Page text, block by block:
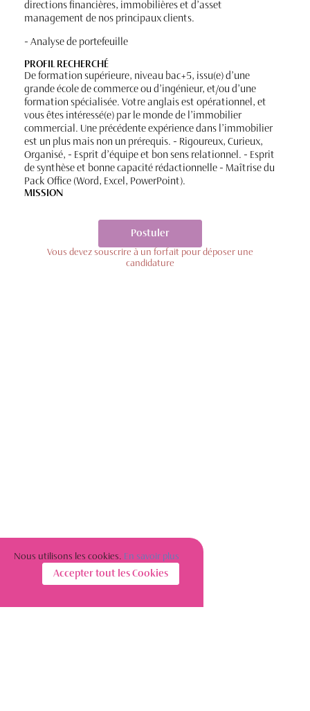
directions financières, immobilières et d’asset
management de nos principaux clients.
- Analyse de portefeuille
PROFIL RECHERCHÉ
De formation supérieure, niveau bac+5, issu(e) d’une
grande école de commerce ou d’ingénieur, et/ou d’une
formation spécialisée. Votre anglais est opérationnel, et
vous êtes intéressé(e) par le monde de l’immobilier
commercial. Une précédente expérience dans l’immobilier
est un plus mais non un prérequis. - Rigoureux, Curieux,
Organisé, - Esprit d’équipe et bon sens relationnel. - Esprit
de synthèse et bonne capacité rédactionnelle - Maîtrise du
Pack Office (Word, Excel, PowerPoint).
MISSION
Postuler
Vous devez souscrire à un forfait pour déposer une
candidature
Nous utilisons les cookies. En savoir plus
Accepter tout les Cookies